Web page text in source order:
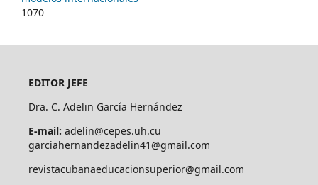
1070
EDITOR JEFE
Dra. C. Adelin García Hernández
E-mail: adelin@cepes.uh.cu
garciahernandezadelin41@gmail.com
revistacubanaeducacionsuperior@gmail.com